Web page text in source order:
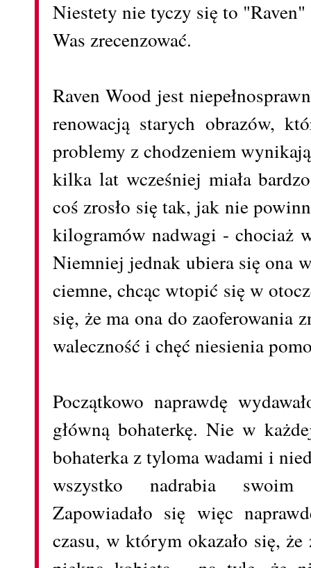
Niestety nie tyczy się to
Was zrecenzować.
Raven Wood jest
renowacją starych obrazów,
problemy z chodzeniem
kilka lat wcześniej miała
coś zrosło się tak, jak nie
kilogramów nadwagi - chociaż
Niemniej jednak ubiera się ona
ciemne, chcąc wtopić się w
się, że ma ona do zaoferowania
waleczność i chęć niesienia
Początkowo naprawdę
główną bohaterkę. Nie w
bohaterka z tyloma wadami i
wszystko nadrabia swoim
Zapowiadało się więc
czasu, w którym okazało się,